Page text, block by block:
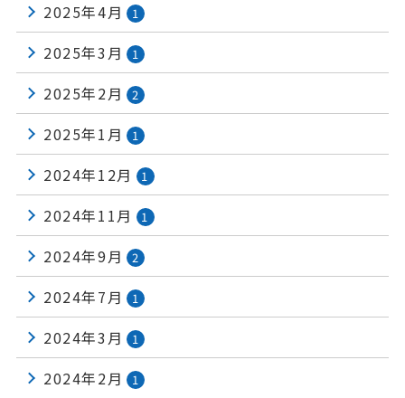
2025年4月 1
2025年3月 1
2025年2月 2
2025年1月 1
2024年12月 1
2024年11月 1
2024年9月 2
2024年7月 1
2024年3月 1
2024年2月 1